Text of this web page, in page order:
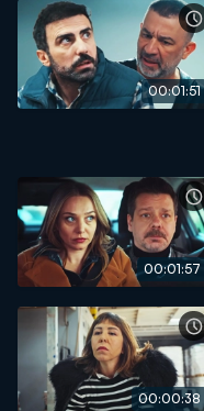
00:01:51
00:01:57
00:00:38